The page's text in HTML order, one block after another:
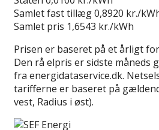
Samlet fast tillæg0,8920 kr./
Samlet pris 1,6543 kr./kWh
Prisen er baseret på et årligt
Den rå elpris er sidste måneds
fra energidataservice.dk.
tarifferne er baseret på
vest, Radius i øst).